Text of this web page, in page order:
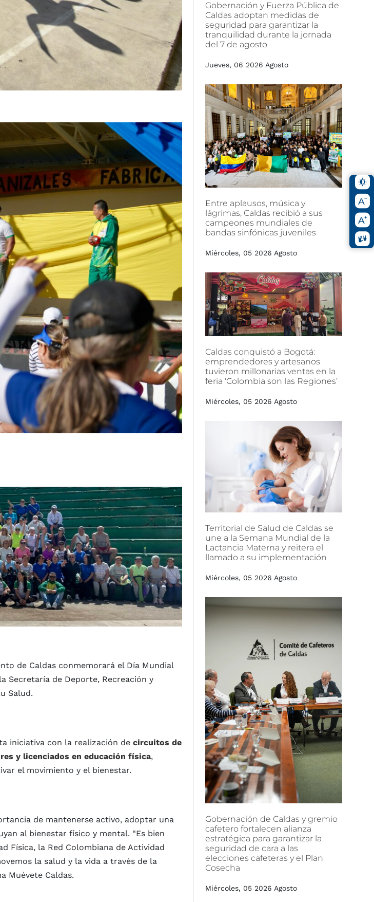
de Caldas conmemorará el Día Mundial
Secretaría de Deporte, Recreación y
Salud.
iniciativa con la realización de circuitos de
y licenciados en educación física,
el movimiento y el bienestar.
de mantenerse activo, adoptar una
al bienestar físico y mental. “Es bien
Física, la Red Colombiana de Actividad
la salud y la vida a través de la
Muévete Caldas.
Gobernación y Fuerza Pública de
Caldas adoptan medidas de
seguridad para garantizar la
tranquilidad durante la jornada
del 7 de agosto
Jueves, 06 2026 Agosto
Entre aplausos, música y
lágrimas, Caldas recibió a sus
campeones mundiales de
bandas sinfónicas juveniles
Miércoles, 05 2026 Agosto
Caldas conquistó a Bogotá:
emprendedores y artesanos
tuvieron millonarias ventas en la
feria ‘Colombia son las Regiones’
Miércoles, 05 2026 Agosto
Territorial de Salud de Caldas se
une a la Semana Mundial de la
Lactancia Materna y reitera el
llamado a su implementación
Miércoles, 05 2026 Agosto
Gobernación de Caldas y gremio
cafetero fortalecen alianza
estratégica para garantizar la
seguridad de cara a las
elecciones cafeteras y el Plan
Cosecha
Miércoles, 05 2026 Agosto